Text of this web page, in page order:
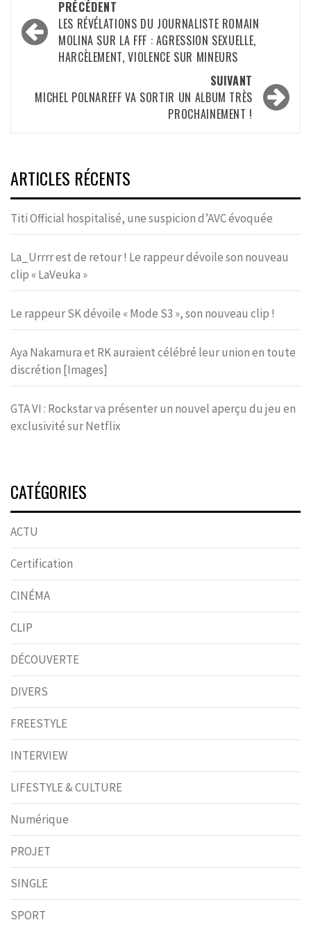
d’article
PRÉCÉDENT
LES RÉVÉLATIONS DU JOURNALISTE ROMAIN
MOLINA SUR LA FFF : AGRESSION SEXUELLE,
HARCÈLEMENT, VIOLENCE SUR MINEURS
SUIVANT
MICHEL POLNAREFF VA SORTIR UN ALBUM TRÈS
PROCHAINEMENT !
ARTICLES RÉCENTS
Titi Official hospitalisé, une suspicion d’AVC évoquée
La_Urrrr est de retour ! Le rappeur dévoile son nouveau
clip « LaVeuka »
Le rappeur SK dévoile « Mode S3 », son nouveau clip !
Aya Nakamura et RK auraient célébré leur union en toute
discrétion [Images]
GTA VI : Rockstar va présenter un nouvel aperçu du jeu en
exclusivité sur Netflix
CATÉGORIES
ACTU
Certification
CINÉMA
CLIP
DÉCOUVERTE
DIVERS
FREESTYLE
INTERVIEW
LIFESTYLE & CULTURE
Numérique
PROJET
SINGLE
SPORT